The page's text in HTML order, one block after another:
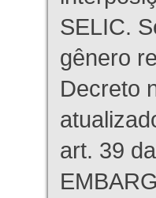
SELIC.
gênero
Decreto
art. 39